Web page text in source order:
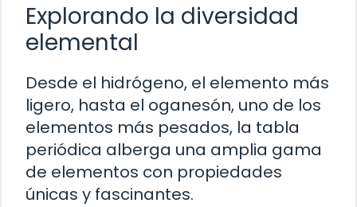
Explorando la diversidad
elemental
Desde el hidrógeno, el elemento más
ligero, hasta el oganesón, uno de los
elementos más pesados, la tabla
periódica alberga una amplia gama
de elementos con propiedades
únicas y fascinantes.